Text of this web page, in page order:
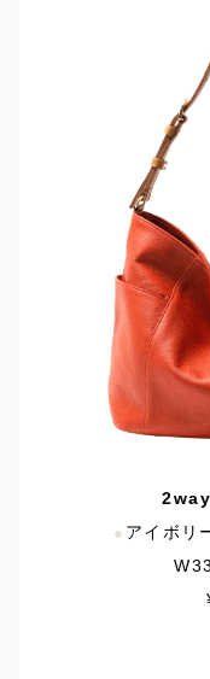
● アイボリ